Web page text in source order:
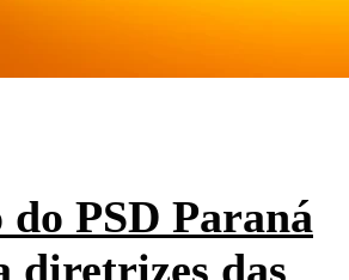
PSD Paraná
diretrizes das